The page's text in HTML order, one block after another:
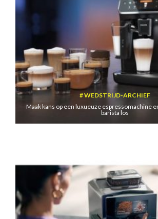
WEDSTRIJD-ARCHIEF
Maak kans op een luxueuze espressomachine
barista los